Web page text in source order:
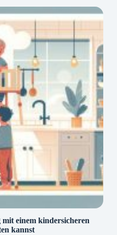
einem kindersicheren
kannst